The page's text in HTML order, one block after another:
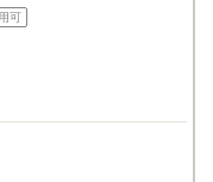
可